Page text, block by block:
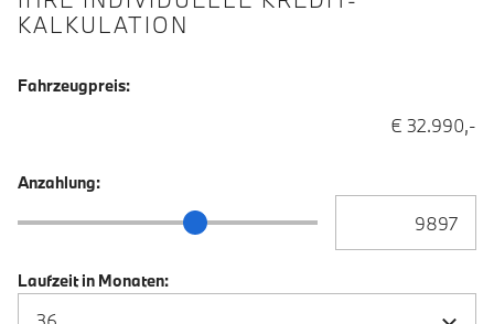
KALKULATION
Fahrzeugpreis:
€ 32.990,-
Anzahlung:
Anzahlung Schieberegler
Laufzeit in Monaten: